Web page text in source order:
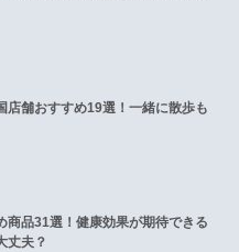
店舗おすすめ19選！一緒に散歩も
商品31選！健康効果が期待できる
丈夫？